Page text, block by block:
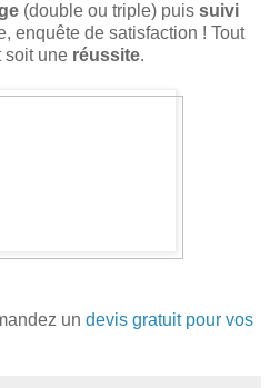
(double ou triple) puis suivi
enquête de satisfaction ! Tout
soit une réussite.
un devis gratuit pour vos